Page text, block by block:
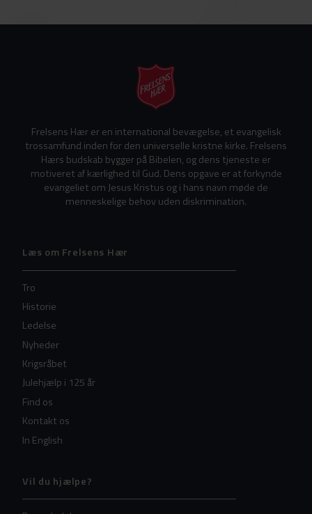
Frelsens Hær er en international bevægelse, et evangelisk
trossamfund inden for den universelle kristne kirke. Frelsens
Hærs budskab bygger på Bibelen, og dens tjeneste er
motiveret af kærlighed til Gud. Dens opgave er at forkynde
evangeliet om Jesus Kristus og i hans navn møde de
menneskelige behov uden diskrimination.
Læs om Frelsens Hær
Tro
Historie
Ledelse
Nyheder
Krigsråbet
Julehjælp i 125 år
Find os
Kontakt os
In English
Vil du hjælpe?